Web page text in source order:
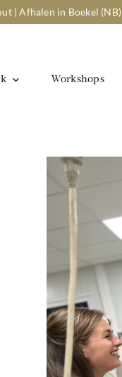
| Afhalen in Boekel (NB)
Workshops